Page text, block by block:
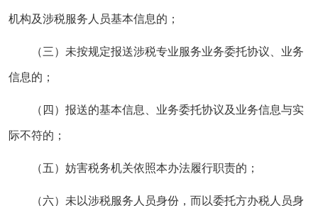
机构及涉税服务人员基本信息的；
（三）未按规定报送涉税专业服务业务委托协议、业务
信息的；
（四）报送的基本信息、业务委托协议及业务信息与实
际不符的；
（五）妨害税务机关依照本办法履行职责的；
（六）未以涉税服务人员身份，而以委托方办税人员身